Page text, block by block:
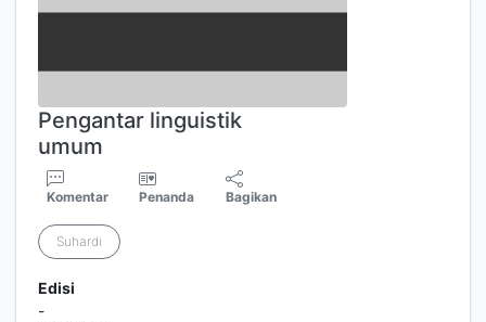
Pengantar linguistik
umum
Komentar Penanda Bagikan
Suhardi
Edisi
-